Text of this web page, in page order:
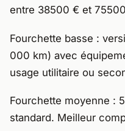
entre 38500 € et
Fourchette basse :
000 km) avec
usage utilitaire ou
Fourchette moyenne :
standard. Meilleur